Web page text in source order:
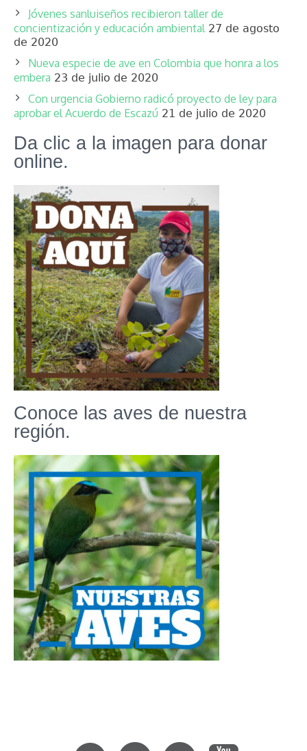
Jóvenes sanluiseños recibieron taller de
concientización y educación ambiental 27 de agosto
de 2020
Nueva especie de ave en Colombia que honra a los
embera 23 de julio de 2020
Con urgencia Gobierno radicó proyecto de ley para
aprobar el Acuerdo de Escazú 21 de julio de 2020
Da clic a la imagen para donar
online.
Conoce las aves de nuestra
región.